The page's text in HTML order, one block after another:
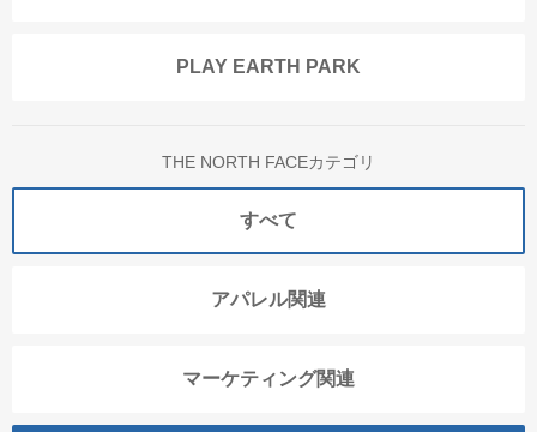
PLAY EARTH PARK
THE NORTH FACEカテゴリ
すべて
アパレル関連
マーケティング関連